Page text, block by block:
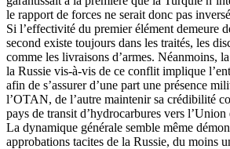
le rapport de forces ne serait donc pas
Si l’effectivité du premier élément demeure
second existe toujours dans les traités, les
comme les livraisons d’armes. Néanmoins,
la Russie vis-à-vis de ce conflit implique
afin de s’assurer d’une part une présence
l’OTAN, de l’autre maintenir sa crédibilité
pays de transit d’hydrocarbures vers l’Union
La dynamique générale semble même
approbations tacites de la Russie, du moins